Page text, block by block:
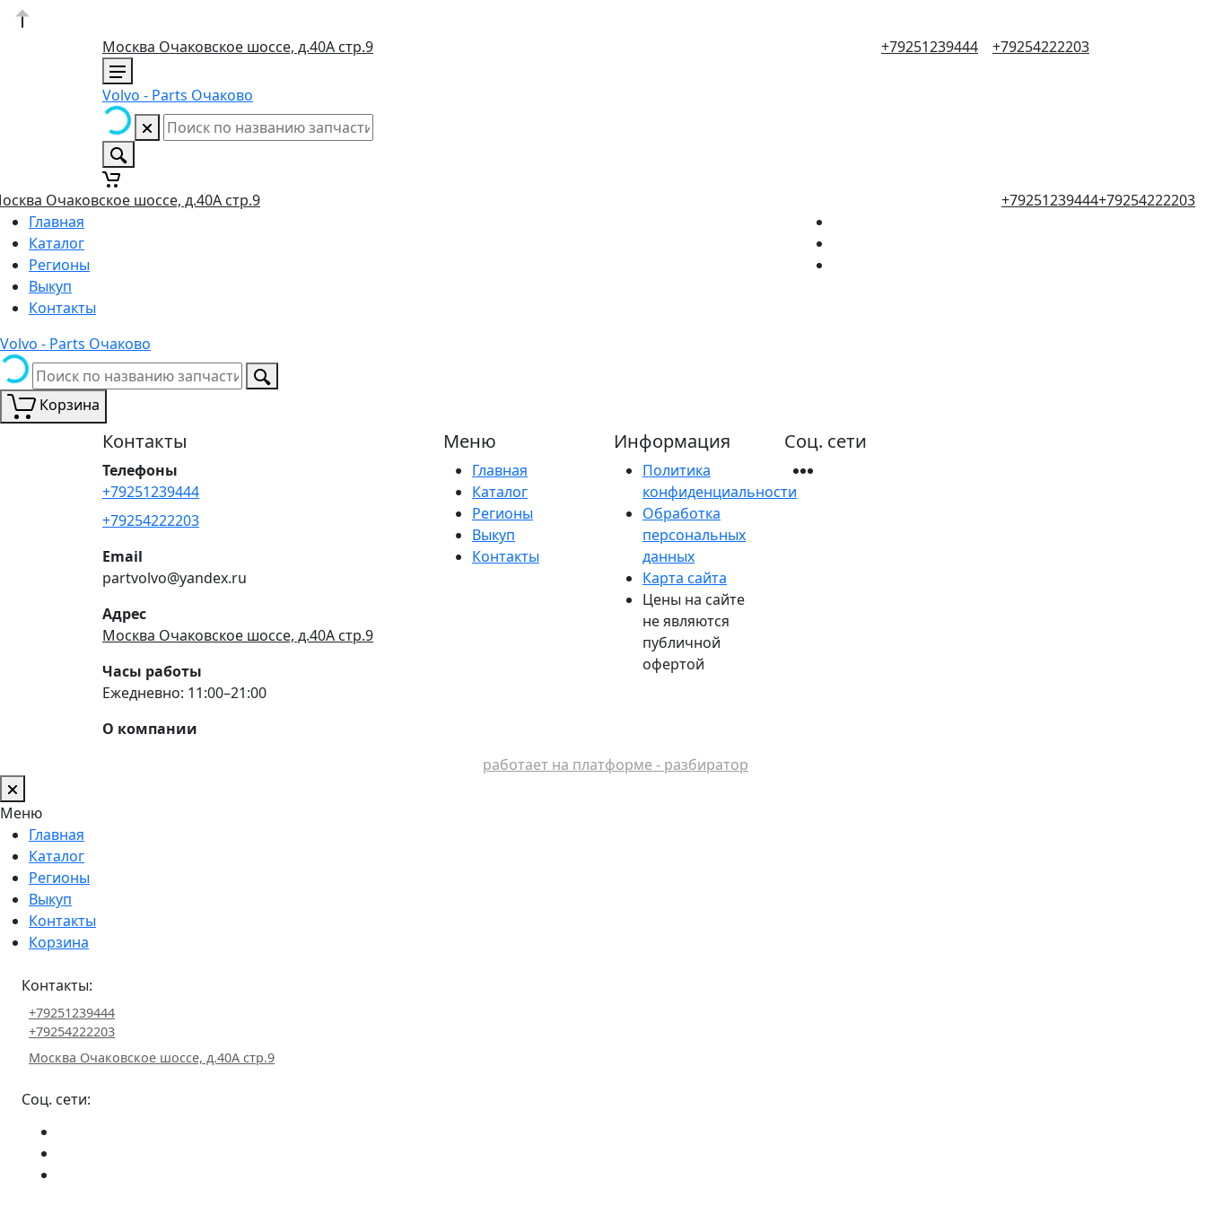
Москва Очаковское шоссе, д.40А стр.9 +79251239444 +79254222203
Volvo - Parts Очаково
Очаковское шоссе, д.40А стр.9 +79251239444+79254222203
Главная
Каталог
Регионы
Выкуп
Контакты
Volvo - Parts Очаково
Корзина
Контакты
Телефоны
+79251239444
+79254222203
Email
partvolvo@yandex.ru
Адрес
Москва Очаковское шоссе, д.40А стр.9
Часы работы
Ежедневно: 11:00–21:00
О компании
Меню
Главная
Каталог
Регионы
Выкуп
Контакты
Информация
Политика
конфиденциальности
Обработка
персональных
данных
Карта сайта
Цены на сайте
не являются
публичной
офертой
Соц. сети
работает на платформе - разбиратор
Меню
Главная
Каталог
Регионы
Выкуп
Контакты
Корзина
Контакты:
+79251239444
+79254222203
Москва Очаковское шоссе, д.40А стр.9
Соц. сети: